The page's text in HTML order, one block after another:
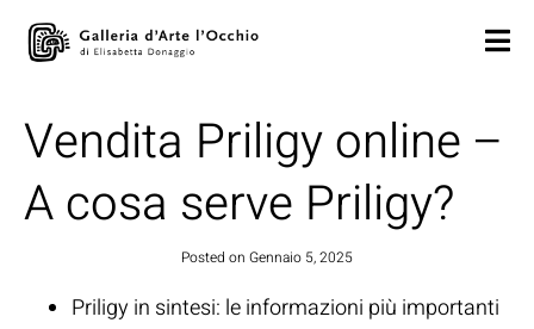
Vendita Priligy online –
A cosa serve Priligy?
Posted on Gennaio 5, 2025
Priligy in sintesi: le informazioni più importanti